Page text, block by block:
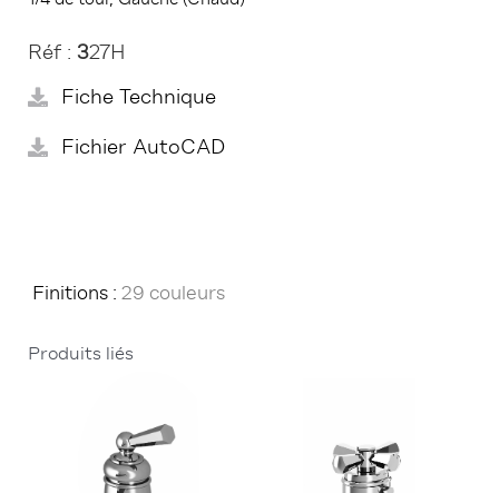
Réf : 327H
Fiche Technique
Fichier AutoCAD
Finitions : 29 couleurs
Produits liés